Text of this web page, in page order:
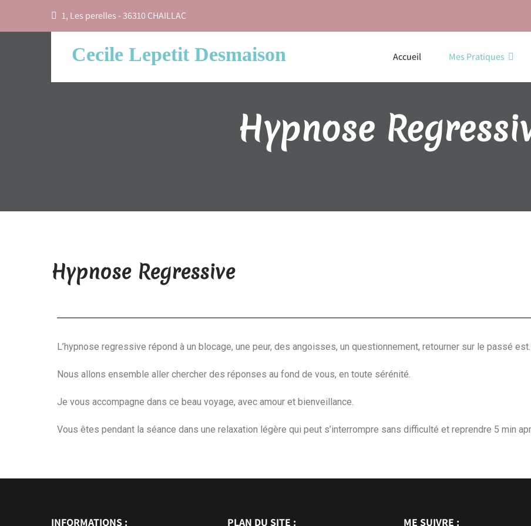
1, Les perelles - 36310 CHAILLAC
Cecile Lepetit Desmaison Accueil Mes Pratiques
Hypnose
Hypnose Regressive
L’hypnose regressive répond à un blocage, une peur, des angoisses, un questionnement, retourner sur le passé
Nous allons ensemble aller chercher des réponses au fond de vous, en toute sérénité.
Je vous accompagne dans ce beau voyage, avec amour et bienveillance.
Vous êtes pendant la séance dans une relaxation légère qui peut s’interrompre sans difficulté et reprendre 5 min
INFORMATIONS : PLAN DU SITE : ME SUIVRE :